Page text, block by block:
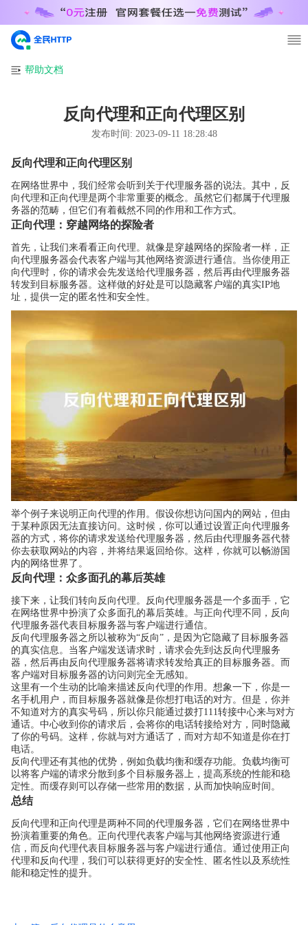
帮助文档
反向代理和正向代理区别
发布时间: 2023-09-11 18:28:48
反向代理和正向代理区别
在网络世界中，我们经常会听到关于代理服务器的说法。其中，反
向代理和正向代理是两个非常重要的概念。虽然它们都属于代理服
务器的范畴，但它们有着截然不同的作用和工作方式。
正向代理：穿越网络的探险者
首先，让我们来看看正向代理。就像是穿越网络的探险者一样，正
向代理服务器会代表客户端与其他网络资源进行通信。当你使用正
向代理时，你的请求会先发送给代理服务器，然后再由代理服务器
转发到目标服务器。这样做的好处是可以隐藏客户端的真实IP地
址，提供一定的匿名性和安全性。
举个例子来说明正向代理的作用。假设你想访问国内的网站，但由
于某种原因无法直接访问。这时候，你可以通过设置正向代理服务
器的方式，将你的请求发送给代理服务器，然后由代理服务器代替
你去获取网站的内容，并将结果返回给你。这样，你就可以畅游国
内的网络世界了。
反向代理：众多面孔的幕后英雄
接下来，让我们转向反向代理。反向代理服务器是一个多面手，它
在网络世界中扮演了众多面孔的幕后英雄。与正向代理不同，反向
代理服务器代表目标服务器与客户端进行通信。
反向代理服务器之所以被称为“反向”，是因为它隐藏了目标服务器
的真实信息。当客户端发送请求时，请求会先到达反向代理服务
器，然后再由反向代理服务器将请求转发给真正的目标服务器。而
客户端对目标服务器的访问则完全无感知。
这里有一个生动的比喻来描述反向代理的作用。想象一下，你是一
名手机用户，而目标服务器就像是你想打电话的对方。但是，你并
不知道对方的真实号码，所以你只能通过拨打111转接中心来与对方
通话。中心收到你的请求后，会将你的电话转接给对方，同时隐藏
了你的号码。这样，你就与对方通话了，而对方却不知道是你在打
电话。
反向代理还有其他的优势，例如负载均衡和缓存功能。负载均衡可
以将客户端的请求分散到多个目标服务器上，提高系统的性能和稳
定性。而缓存则可以存储一些常用的数据，从而加快响应时间。
总结
反向代理和正向代理是两种不同的代理服务器，它们在网络世界中
扮演着重要的角色。正向代理代表客户端与其他网络资源进行通
信，而反向代理代表目标服务器与客户端进行通信。通过使用正向
代理和反向代理，我们可以获得更好的安全性、匿名性以及系统性
能和稳定性的提升。